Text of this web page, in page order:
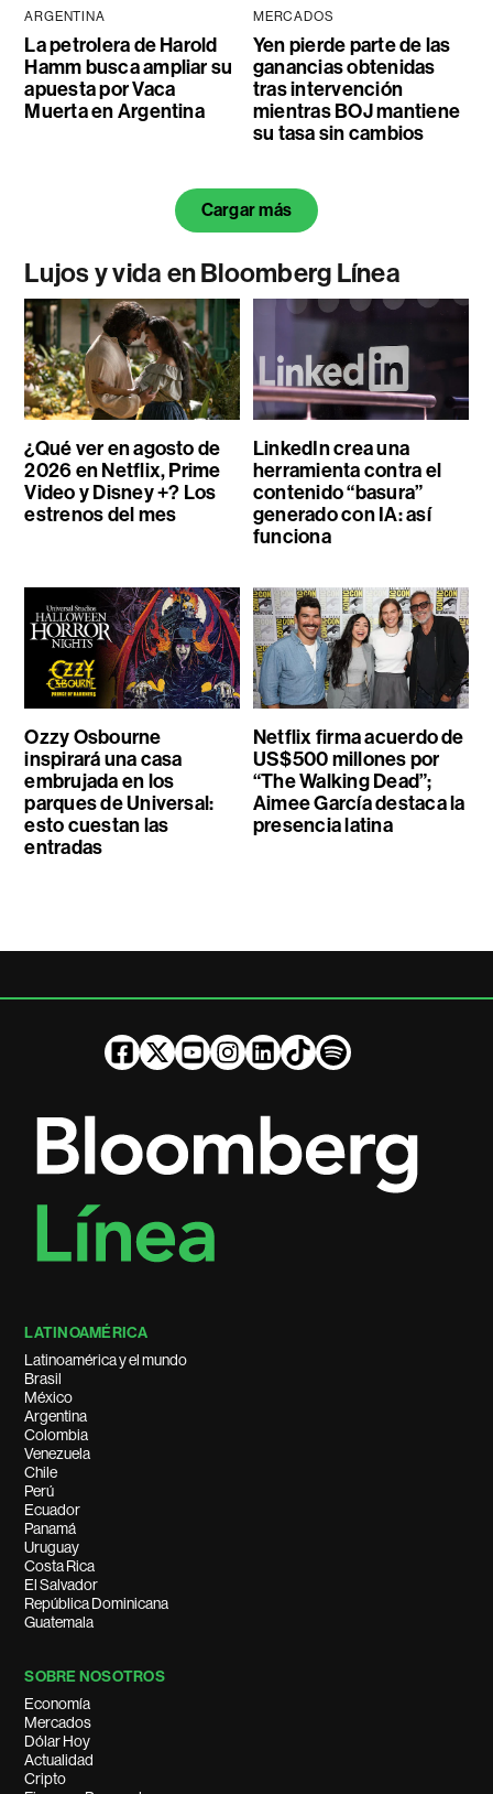
ARGENTINA
La petrolera de Harold
Hamm busca ampliar su
apuesta por Vaca
Muerta en Argentina
MERCADOS
Yen pierde parte de las
ganancias obtenidas
tras intervención
mientras BOJ mantiene
su tasa sin cambios
Cargar más
Lujos y vida en Bloomberg Línea
¿Qué ver en agosto de
2026 en Netflix, Prime
Video y Disney +? Los
estrenos del mes
LinkedIn crea una
herramienta contra el
contenido “basura”
generado con IA: así
funciona
Ozzy Osbourne
inspirará una casa
embrujada en los
parques de Universal:
esto cuestan las
entradas
Netflix firma acuerdo de
US$500 millones por
“The Walking Dead”;
Aimee García destaca la
presencia latina
LATINOAMÉRICA
Latinoamérica y el mundo
Brasil
México
Argentina
Colombia
Venezuela
Chile
Perú
Ecuador
Panamá
Uruguay
Costa Rica
El Salvador
República Dominicana
Guatemala
SOBRE NOSOTROS
Economía
Mercados
Dólar Hoy
Actualidad
Cripto